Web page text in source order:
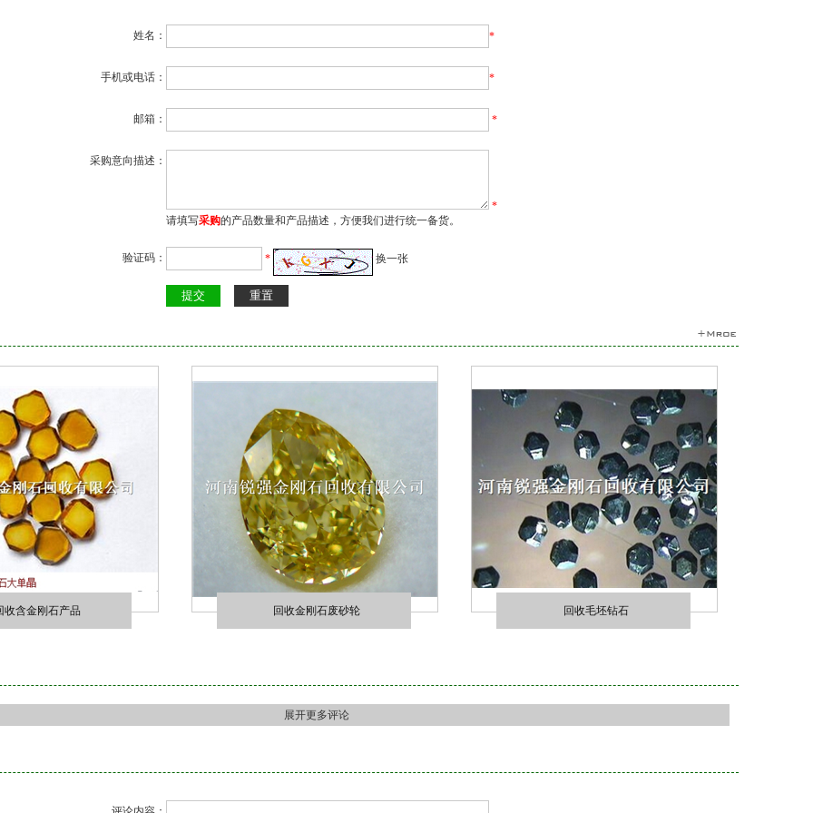
姓名： *
手机或电话： *
邮箱： *
采购意向描述：
*
请填写采购的产品数量和产品描述，方便我们进行统一备货。
验证码： * 换一张
收含金刚石产品 回收金刚石废砂轮 回收毛坯钻石
展开更多评论